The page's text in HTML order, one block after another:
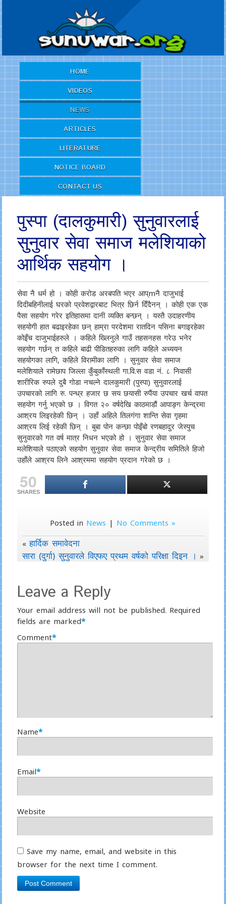
HOME
VIDEOS
NEWS
ARTICLES
LITERATURE
NOTICE BOARD
CONTACT US
पुस्पा (दालकुमारी) सुनुवारलाई
सुनुवार सेवा समाज मलेशियाको
आर्थिक सहयोग ।
सेवा नै धर्म हो । कोही करोड अरबपति भएर आप्mनै दाजुभाई
दिदीबहिनीलाई घरको प्रवेशद्वारबाट भित्र छिर्न दिँदैनन् । कोही एक एक
पैसा सहयोग गरेर इतिहासमा दानी व्यक्ति बन्छन् । यस्तै उदाहरणीय
सहयोगी हात बढाइरहेका छन् हाम्रा परदेशमा रातदिन पसिना बगाइरहेका
कोइँच दाजुभाईहरुले । कहिले ख्लिनुले गाउँ तहसनहस गरेउ भनेर
सहयोग गर्छन् त कहिले बाढी पीडितहरुका लागि कहिले अध्ययन
सहयोगका लागि, कहिले विरामीका लागि । सुनुवार सेवा समाज
मलेशियाले रामेछाप जिल्ला कुँबुकाँस्थली गा.वि.स वडा नं. ८ निवासी
शारीरिक रुपले दुबै गोडा नचल्ने दालकुमारी (पुस्पा) सुनुवारलाई
उपचारको लागि रु. पन्ध्र हजार छ सय छयासी रुपैंया उपचार खर्च वापत
सहयोग गर्नु भएको छ । विगत २० वर्षदेखि काठमाडौं आपाङ्ग केन्द्रमा
आश्रय लिइरहेकी छिन् । उहाँ अहिले तिलगंगा शान्ति सेवा गृहमा
आश्रय लिई रहेकी छिन् । बुबा पोन कन्छा पोइँबो रणबहादुर जेस्पुच
सुनुवारको गत वर्ष मात्र निधन भएको हो । सुनुवार सेवा समाज
मलेशियाले पठाएको सहयोग सुनुवार सेवा समाज केन्द्रीय समितिले हिजो
उहाँले आश्रय लिने आश्रममा सहयोग प्रदान गरेको छ ।
50
SHARES
Posted in News | No Comments »
«हार्दिक समावेदना
सारा (दुर्गा) सुनुवारले विएफए प्रथम वर्षको परिक्षा दिइन । »
Leave a Reply
Your email address will not be published. Required
fields are marked*
Comment*
Name*
Email*
Website
Save my name, email, and website in this
browser for the next time I comment.